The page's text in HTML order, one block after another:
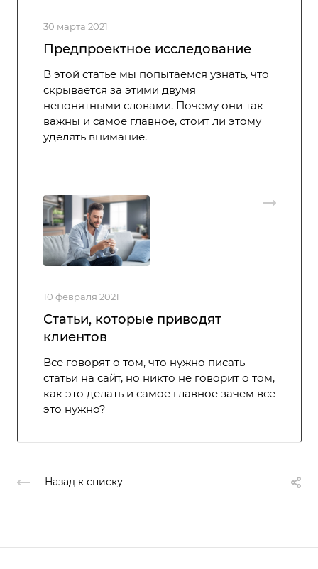
30 марта 2021
Предпроектное исследование
В этой статье мы попытаемся узнать, что
скрывается за этими двумя
непонятными словами. Почему они так
важны и самое главное, стоит ли этому
уделять внимание.
10 февраля 2021
Статьи, которые приводят
клиентов
Все говорят о том, что нужно писать
статьи на сайт, но никто не говорит о том,
как это делать и самое главное зачем все
это нужно?
Назад к списку